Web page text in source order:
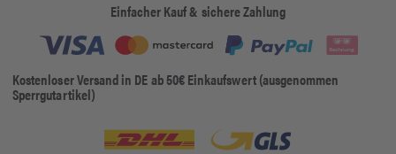
Einfacher Kauf & sichere Zahlung
Kostenloser Versand in DE ab 50€ Einkaufswert (ausgenommen
Sperrgutartikel)